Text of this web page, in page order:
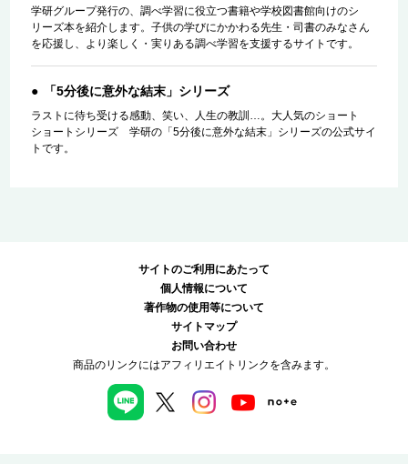
学研グループ発行の、調べ学習に役立つ書籍や学校図書館向けのシ
リーズ本を紹介します。子供の学びにかかわる先生・司書のみなさん
を応援し、より楽しく・実りある調べ学習を支援するサイトです。
「5分後に意外な結末」シリーズ
ラストに待ち受ける感動、笑い、人生の教訓…。大人気のショート
ショートシリーズ 学研の「5分後に意外な結末」シリーズの公式サイ
トです。
サイトのご利用にあたって
個人情報について
著作物の使用等について
サイトマップ
お問い合わせ
商品のリンクにはアフィリエイトリンクを含みます。